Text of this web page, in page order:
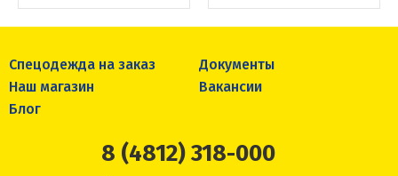
Спецодежда на заказ
Документы
Наш магазин
Вакансии
Блог
8 (4812) 318-000